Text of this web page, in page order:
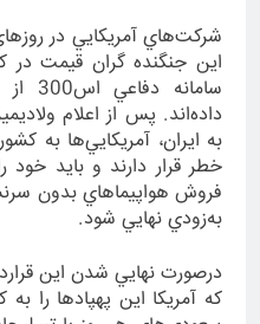
شركت‌هاي آمريكايي در
اين جنگنده گران قيمت در
به ايران، آمريكايي‌ها به
فروش هواپيماهاي بدون
به‌زودي نهايي شود.
درصورت نهايي شدن اين
كه آمريكا اين پهپادها را